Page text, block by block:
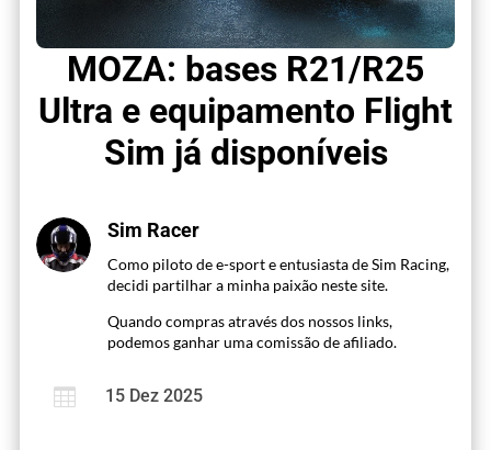
MOZA: bases R21/R25
Ultra e equipamento Flight
Sim já disponíveis
Sim Racer
Como piloto de e-sport e entusiasta de Sim Racing,
decidi partilhar a minha paixão neste site.
Quando compras através dos nossos links,
podemos ganhar uma comissão de afiliado.
 15 Dez 2025